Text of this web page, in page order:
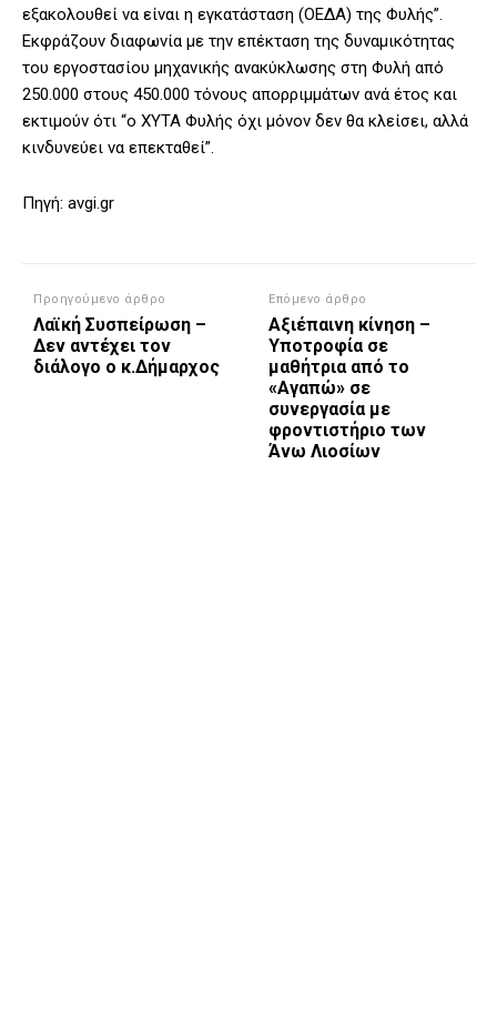
εξακολουθεί να είναι η εγκατάσταση (ΟΕΔΑ) της Φυλής”.
Εκφράζουν διαφωνία με την επέκταση της δυναμικότητας
του εργοστασίου μηχανικής ανακύκλωσης στη Φυλή από
250.000 στους 450.000 τόνους απορριμμάτων ανά έτος και
εκτιμούν ότι “ο ΧΥΤΑ Φυλής όχι μόνον δεν θα κλείσει, αλλά
κινδυνεύει να επεκταθεί”.
Πηγή: avgi.gr
Προηγούμενο άρθρο
Λαϊκή Συσπείρωση –
Δεν αντέχει τον
διάλογο ο κ.Δήμαρχος
Επόμενο άρθρο
Αξιέπαινη κίνηση –
Υποτροφία σε
μαθήτρια από το
«Αγαπώ» σε
συνεργασία με
φροντιστήριο των
Άνω Λιοσίων